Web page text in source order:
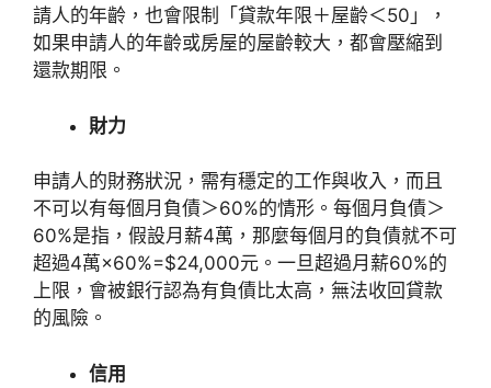
請人的年齡，也會限制「貸款年限＋屋齡＜50」，
如果申請人的年齡或房屋的屋齡較大，都會壓縮到
還款期限。
財力
申請人的財務狀況，需有穩定的工作與收入，而且
不可以有每個月負債＞60%的情形。每個月負債＞
60%是指，假設月薪4萬，那麼每個月的負債就不可
超過4萬×60%=$24,000元。一旦超過月薪60%的
上限，會被銀行認為有負債比太高，無法收回貸款
的風險。
信用